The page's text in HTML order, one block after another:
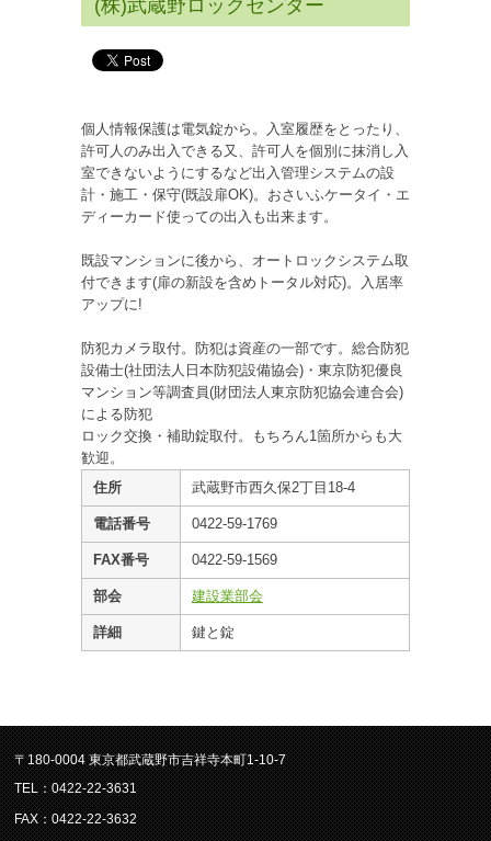
(株)武蔵野ロックセンター
個人情報保護は電気錠から。入室履歴をとったり、
許可人のみ出入できる又、許可人を個別に抹消し入
室できないようにするなど出入管理システムの設
計・施工・保守(既設扉OK)。おさいふケータイ・エ
ディーカード使っての出入も出来ます。
既設マンションに後から、オートロックシステム取
付できます(扉の新設を含めトータル対応)。入居率
アップに!
防犯カメラ取付。防犯は資産の一部です。総合防犯
設備士(社団法人日本防犯設備協会)・東京防犯優良
マンション等調査員(財団法人東京防犯協会連合会)
による防犯
ロック交換・補助錠取付。もちろん1箇所からも大
歓迎。
住所
武蔵野市西久保2丁目18-4
電話番号 0422-59-1769
FAX番号 0422-59-1569
部会 建設業部会
詳細 鍵と錠
〒180-0004 東京都武蔵野市吉祥寺本町1-10-7
TEL：0422-22-3631
FAX：0422-22-3632